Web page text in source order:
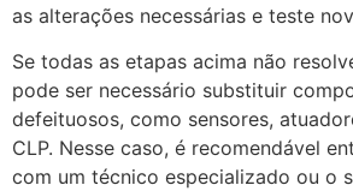
as alterações necessárias e teste
Se todas as etapas acima não
pode ser necessário substituir
defeituosos, como sensores,
CLP. Nesse caso, é recomendável
com um técnico especializado ou o